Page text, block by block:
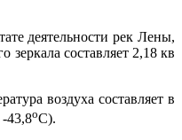
деятельности рек Лены,
составляет 2,18 кв
воздуха составляет в
43,8оС).